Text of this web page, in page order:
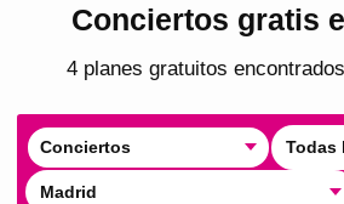
Conciertos gratis
4planes gratuitos encontrados
Conciertos Todas
Madrid